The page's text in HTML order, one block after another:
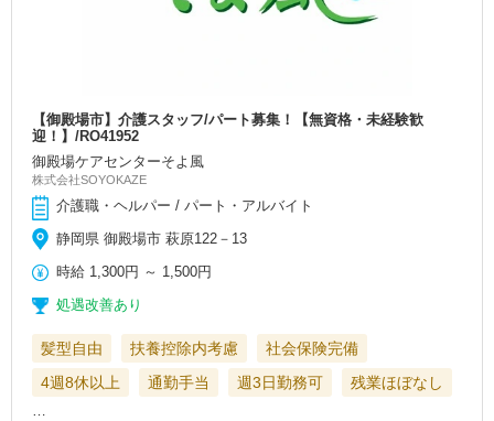
【御殿場市】介護スタッフ/パート募集！【無資格・未経験歓
迎！】/RO41952
御殿場ケアセンターそよ風
株式会社SOYOKAZE
介護職・ヘルパー / パート・アルバイト
静岡県 御殿場市 萩原122－13
時給 1,300円 ～ 1,500円
処遇改善あり
髪型自由 扶養控除内考慮
社会保険完備
4週8休以上
通勤手当 週3日勤務可 残業ほぼなし
…